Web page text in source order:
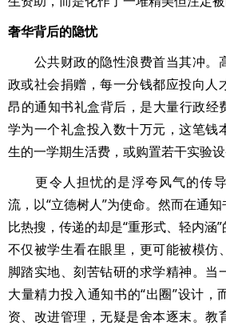
奢华背后的隐忧
公共财政的隐性浪费首当其冲。
政或社会捐赠，每一分钱都应投向人
昂的通知书礼盒背后，是大量行政
学为一个礼盒投入数十万元，这笔钱
生的一学期生活费，或购置若干实验设
更令人担忧的是浮夸风气的传导
流，以“立德树人”为使命。然而在通知
比热搜，传递的却是“重形式、轻内涵
不仅被学生看在眼里，更可能被模仿
脚踏实地、刻苦钻研的求学精神。当
大量精力投入通知书的“出圈”设计，
资、改进管理，无疑是舍本逐末。教